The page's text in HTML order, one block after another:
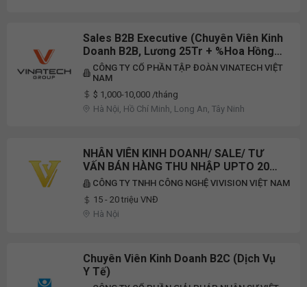
Sales B2B Executive (Chuyên Viên Kinh
Doanh B2B, Lương 25Tr + %hoa Hồng)-
Upto 200 Triệu/ Tháng
CÔNG TY CỔ PHẦN TẬP ĐOÀN VINATECH VIỆT
NAM
$ 1,000-10,000 /tháng
Hà Nội, Hồ Chí Minh, Long An, Tây Ninh
NHÂN VIÊN KINH DOANH/ SALE/ TƯ
VẤN BÁN HÀNG THU NHẬP UPTO 20
TRIỆU
CÔNG TY TNHH CÔNG NGHỆ VIVISION VIỆT NAM
15 - 20 triệu VNĐ
Hà Nội
Chuyên Viên Kinh Doanh B2C (Dịch Vụ
Y Tế)